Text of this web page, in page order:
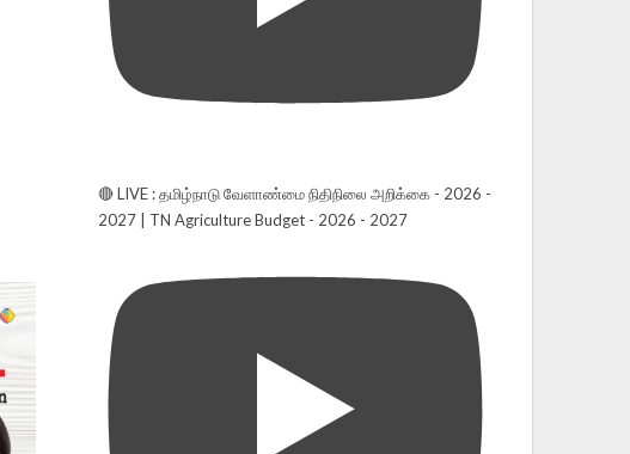
🔴 LIVE : தமிழ்நாடு வேளாண்மை நிதிநிலை அறிக்கை - 2026 -
2027 | TN Agriculture Budget - 2026 - 2027